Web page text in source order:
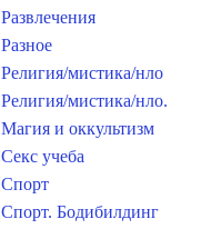
Развлечения
Разное
Религия/мистика/нло
Религия/мистика/нло.
Магия и оккультизм
Секс учеба
Спорт
Спорт. Бодибилдинг